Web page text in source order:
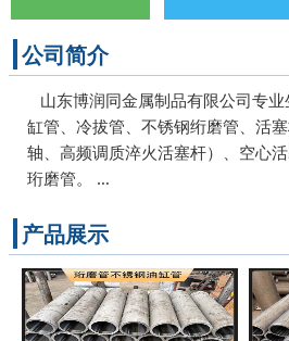
公司简介
山东博润同金属制品有限公司专
缸管、冷拔管、不锈钢绗磨管、活
轴、高频调质淬火活塞杆）、空心
珩磨管。 …
产品展示